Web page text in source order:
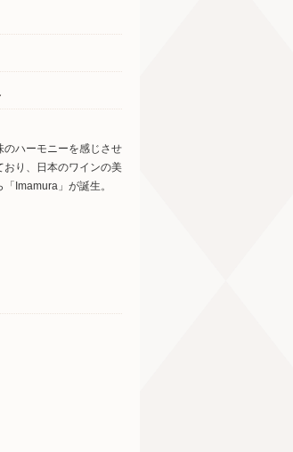
のハーモニーを感じさせ
おり、日本のワインの美
Imamura」が誕生。